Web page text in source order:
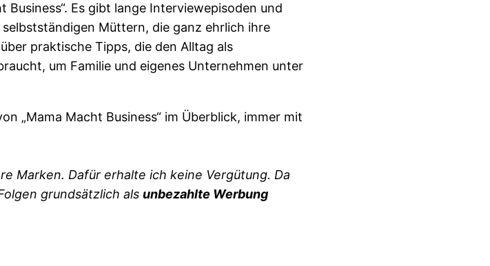
Es gibt lange Interviewepisoden und
Müttern, die ganz ehrlich ihre
praktische Tipps, die den Alltag als
um Familie und eigenes Unternehmen unter
„Mama Macht Business“ im Überblick, immer mit
Marken. Dafür erhalte ich keine Vergütung. Da
grundsätzlich alsunbezahlte Werbung